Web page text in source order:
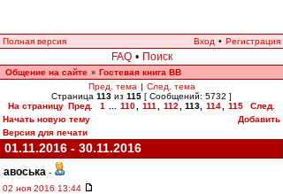
Полная версия Вход • Регистрация
FAQ • Поиск
Общение на сайте » Гостевая книга ВВ
Пред. тема | След. тема
Страница 113 из 115 [ Сообщений: 5732 ]
На страницу Пред. 1 110 111 112 113 114 115
След.
Начать новую тему
Добавить
Версия для печати
01.11.2016 - 30.11.2016
авоська -
02 ноя 2016 13:44